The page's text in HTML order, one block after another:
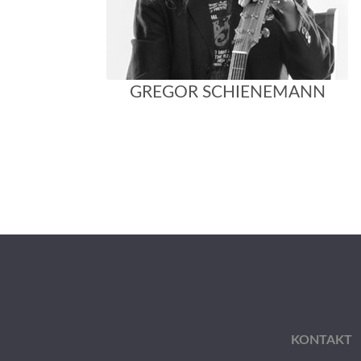
GREGOR SCHIENEMANN
KONTAKT